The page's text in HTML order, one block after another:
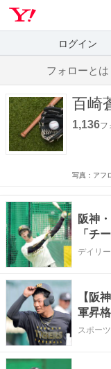
ログイン
フォローとは
百崎
1,136フ
写真：アフ
阪神
「チ
プロ
デイリ
【阪
軍昇
待の
スポー